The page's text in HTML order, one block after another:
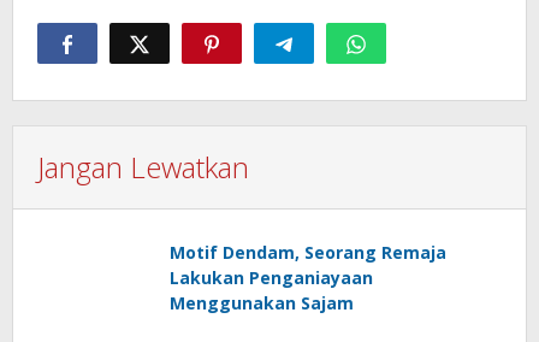
Jangan Lewatkan
Motif Dendam, Seorang Remaja
Lakukan Penganiayaan
Menggunakan Sajam